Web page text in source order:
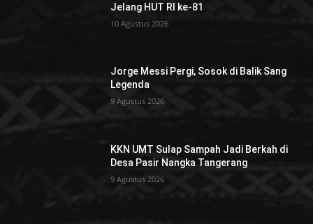
Jelang HUT RI ke-81
10 Agustus 2026
Jorge Messi Pergi, Sosok di Balik Sang
Legenda
9 Agustus 2026
KKN UMT Sulap Sampah Jadi Berkah di
Desa Pasir Nangka Tangerang
9 Agustus 2026